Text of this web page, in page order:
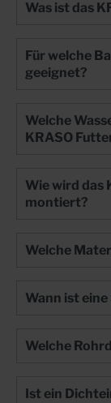
Bauteilen“+
Stahl!+ Auf
mit
Meter)“)
Was ist das
Für welche
geeignet?
Welche
KRASO
Wie wird das
montiert?
Welche
Wann ist
Welche
Ist ein